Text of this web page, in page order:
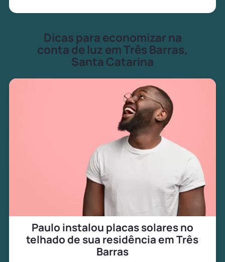
Dicas para economizar na
conta de luz em Três Barras,
Santa Catarina
Paulo instalou placas solares no
telhado de sua residência em Três
Barras